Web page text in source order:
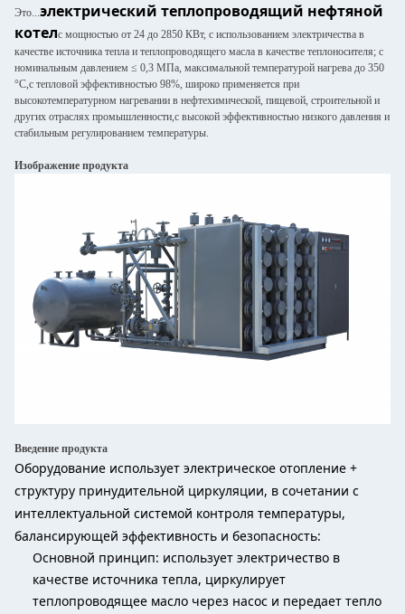
Это...электрический теплопроводящий нефтяной
котелс мощностью от 24 до 2850 КВт, с использованием электричества в
качестве источника тепла и теплопроводящего масла в качестве теплоносителя; с
номинальным давлением ≤ 0,3 МПа, максимальной температурой нагрева до 350
°C,с тепловой эффективностью 98%, широко применяется при
высокотемпературном нагревании в нефтехимической, пищевой, строительной и
других отраслях промышленности,с высокой эффективностью низкого давления и
стабильным регулированием температуры.
Изображение продукта
Введение продукта
Оборудование использует электрическое отопление +
структуру принудительной циркуляции, в сочетании с
интеллектуальной системой контроля температуры,
балансирующей эффективность и безопасность:
Основной принцип: использует электричество в
качестве источника тепла, циркулирует
теплопроводящее масло через насос и передает тепло